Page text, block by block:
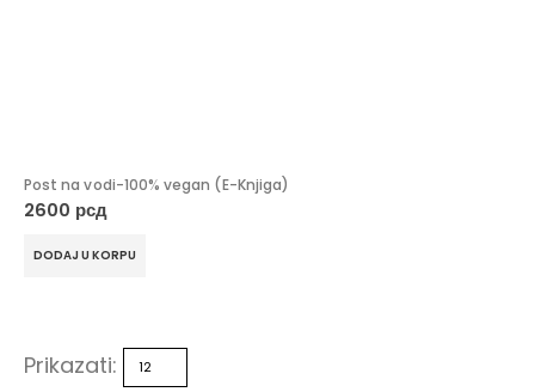
Post na vodi-100% vegan (E-Knjiga)
2600 рсд
DODAJ U KORPU
Prikazati: